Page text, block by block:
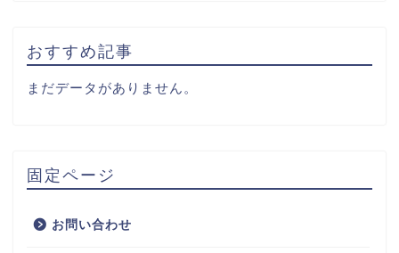
おすすめ記事
まだデータがありません。
固定ページ
お問い合わせ